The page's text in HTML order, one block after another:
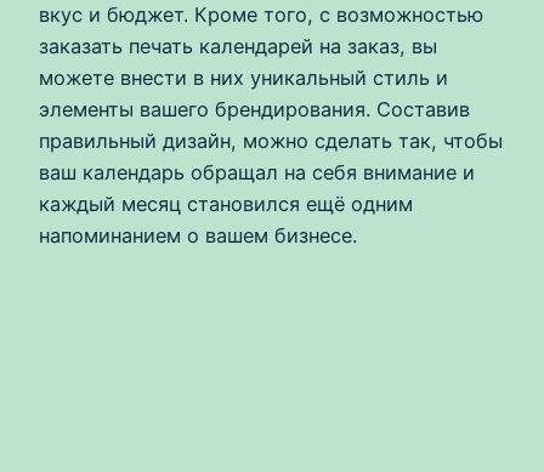
вкус и бюджет. Кроме того, с возможностью
заказать печать календарей на заказ, вы
можете внести в них уникальный стиль и
элементы вашего брендирования. Составив
правильный дизайн, можно сделать так, чтобы
ваш календарь обращал на себя внимание и
каждый месяц становился ещё одним
напоминанием о вашем бизнесе.